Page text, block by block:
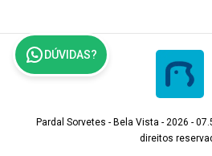
DÚVIDAS?
Pardal Sorvetes - Bela Vista - 2026 -
direitos